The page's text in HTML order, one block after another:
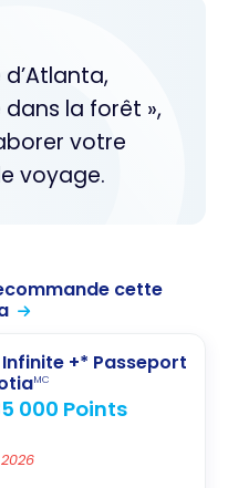
la forêt »,
votre
voyage.
cette
+* Passeport
MC
000 Points